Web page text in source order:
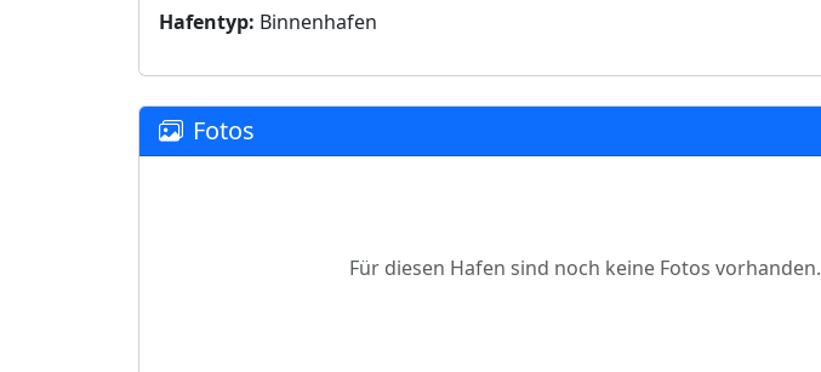
Hafentyp: Binnenhafen
Fotos
Für diesen Hafen sind noch keine Fotos vorhanden.